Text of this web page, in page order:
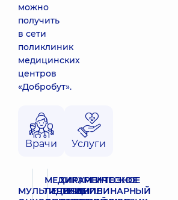
можно
получить
в сети
поликлиник
медицинских
центров
«Добробут».
Врачи Услуги
МУЛЬТИДИСЦИПЛИНАРНЫЙ
МЕДИКАМЕНТОЗНОЕ
ЛЕЧЕНИЕ
ХИРУРГИЧЕСКОЕ
ЛЕЧЕНИЕ